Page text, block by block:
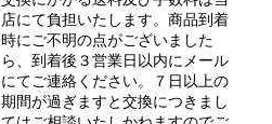
店にて負担いたします。商品到着
時にご不明の点がございました
ら、到着後３営業日以内にメール
にてご連絡ください。７日以上の
期間が過ぎますと交換につきまし